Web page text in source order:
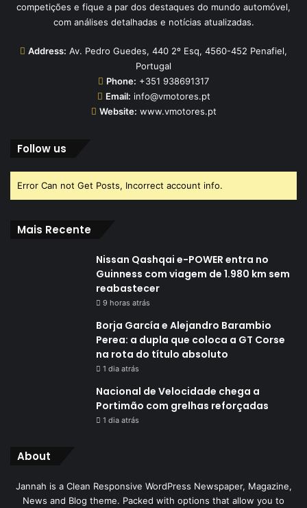
competições e fique a par dos destaques do mundo automóvel,
com análises detalhadas e notícias atualizadas.
Address: Av. Pedro Guedes, 440 2º Esq, 4560-452 Penafiel,
Portugal
Phone: +351 938691317
Email: info@vmotores.pt
Website: www.vmotores.pt
Follow us
Error Can not Get Posts, Incorrect account info.
Mais Recente
Nissan Qashqai e-POWER entra no
Guinness com viagem de 1.980 km sem
reabastecer
9 horas atrás
Borja García e Alejandro Barambio
Perea: a dupla que coloca a GT Corse
na rota do título absoluto
1 dia atrás
Nacional de Velocidade chega a
Portimão com grelhas reforçadas
1 dia atrás
About
Jannah is a Clean Responsive WordPress Newspaper, Magazine,
News and Blog theme. Packed with options that allow you to